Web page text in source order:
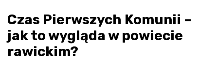
Czas Pierwszych Komunii –
jak to wygląda w powiecie
rawickim?